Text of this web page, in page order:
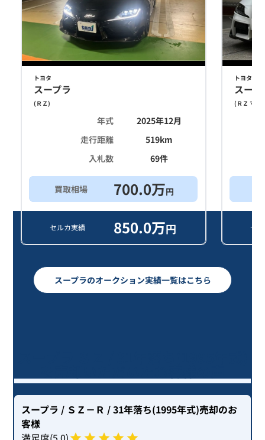
トヨタ
スープラ
( ＲＺ)
年式
2025年12月
走行距離
519km
入札数
69件
買取相場 700.0万円
セルカ実績 850.0万円
トヨタ
スープ
( ＲＺ マッ
セ
スープラのオークション実績一覧はこちら
スープラ / ＳＺ－Ｒ / 31年落ち(1995年式)売却のお
客様